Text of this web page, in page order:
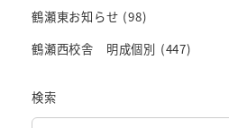
鶴瀬東お知らせ (98)
鶴瀬西校舎 明成個別 (447)
検索